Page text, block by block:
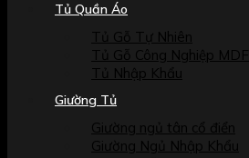
Tủ Quần Áo
Tủ Gỗ Tự Nhiên
Tủ Gỗ Công Nghiệp MDF
Tủ Nhập Khẩu
Giường Tủ
Giường ngủ tân cổ điển
Giường Ngủ Nhập Khẩu